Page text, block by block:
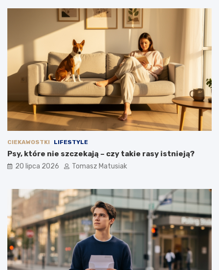
CIEKAWOSTKI LIFESTYLE
Psy, które nie szczekają – czy takie rasy istnieją?
20 lipca 2026 Tomasz Matusiak